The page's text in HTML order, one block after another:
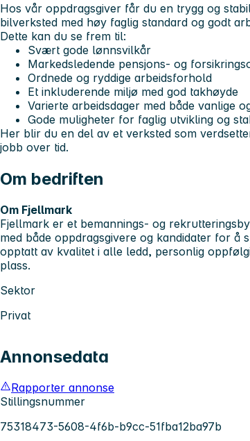
Hos vår oppdragsgiver får du en trygg og
bilverksted med høy faglig standard og godt
Dette kan du se frem til:
Svært gode lønnsvilkår
Markedsledende pensjons- og
Ordnede og ryddige arbeidsforhold
Et inkluderende miljø med god takhøyde
Varierte arbeidsdager med både vanlige
Gode muligheter for faglig utvikling og
Her blir du en del av et verksted som
jobb over tid.
Om bedriften
Om Fjellmark
Fjellmark er et bemannings- og
med både oppdragsgivere og kandidater for å
opptatt av kvalitet i alle ledd, personlig
plass.
Sektor
Privat
Annonsedata
Rapporter annonse
Stillingsnummer
75318473-5608-4f6b-b9cc-51fba12ba97b